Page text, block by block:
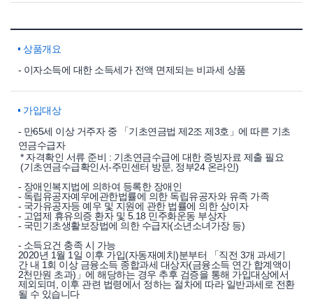
상품개요
- 이자소득에 대한 소득세가 전액 면제되는 비과세 상품
가입대상
- 만65세 이상 거주자 중 「기초연금법 제2조 제3호」에 따른 기초
연금수급자
* 자격확인 서류 준비 : 기초연금수급에 대한 증빙자료 제출 필요
(기초연금수급확인서-주민센터 방문, 정부24 온라인)
- 장애인복지법에 의하여 등록한 장애인
- 독립유공자예우에관한법률에 의한 독립유공자와 유족 가족
- 국가유공자등 예우 및 지원에 관한 법률에 의한 상이자
- 고엽제 휴유의증 환자 및 5.18 민주화운동 부상자
- 국민기초생활보장법에 의한 수급자(소년소녀가장 등)
- 소득요건 충족 시 가능
2020년 1월 1일 이후 가입(자동재예치)분부터 「직전 3개 과세기
간 내 1회 이상 금융소득 종합과세 대상자(금융소득 연간 합계액이
2천만원 초과)」에 해당하는 경우 추후 검증을 통해 가입대상에서
제외되며, 이후 관련 법령에서 정하는 절차에 따라 일반과세로 전환
될 수 있습니다